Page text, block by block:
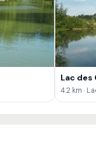
Lac
4.2 km ·